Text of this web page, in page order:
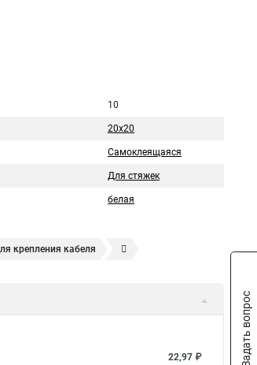
10
20x20
Самоклеящаяся
Для стяжек
белая
крепления кабеля
22,97 ₽ Задать вопрос